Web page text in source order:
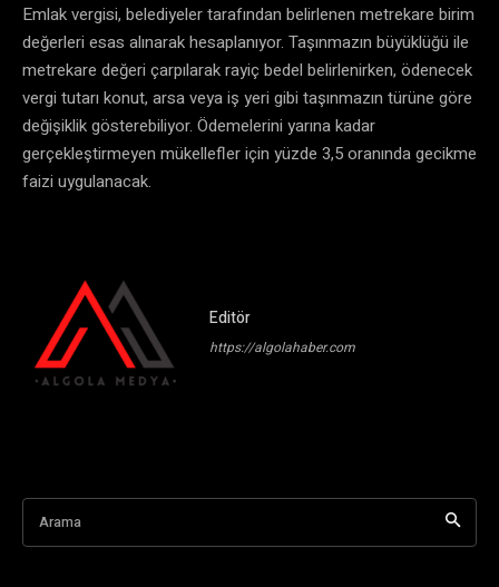
Emlak vergisi, belediyeler tarafından belirlenen metrekare birim
değerleri esas alınarak hesaplanıyor. Taşınmazın büyüklüğü ile
metrekare değeri çarpılarak rayiç bedel belirlenirken, ödenecek
vergi tutarı konut, arsa veya iş yeri gibi taşınmazın türüne göre
değişiklik gösterebiliyor. Ödemelerini yarına kadar
gerçekleştirmeyen mükellefler için yüzde 3,5 oranında gecikme
faizi uygulanacak.
Editör
https://algolahaber.com
Arama